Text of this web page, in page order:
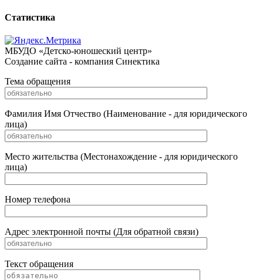
Статистика
МБУДО «Детско-юношеский центр»
Создание сайта - компания Синектика
Тема обращения
Фамилия Имя Отчество (Наименование - для юридического
лица)
Место жительства (Местонахождение - для юридического
лица)
Номер телефона
Адрес электронной почты (Для обратной связи)
Текст обращения